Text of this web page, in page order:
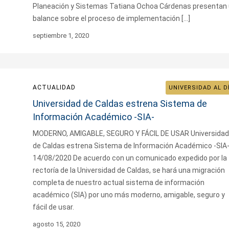
Planeación y Sistemas Tatiana Ochoa Cárdenas presentan
balance sobre el proceso de implementación […]
septiembre 1, 2020
ACTUALIDAD UNIVERSIDAD AL
Universidad de Caldas estrena Sistema de
Información Académico -SIA-
MODERNO, AMIGABLE, SEGURO Y FÁCIL DE USAR Universidad
de Caldas estrena Sistema de Información Académico -SIA-
14/08/2020 De acuerdo con un comunicado expedido por la
rectoría de la Universidad de Caldas, se hará una migración
completa de nuestro actual sistema de información
académico (SIA) por uno más moderno, amigable, seguro y
fácil de usar.
agosto 15, 2020